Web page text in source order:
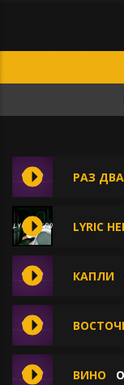
РАЗ ДВА
LYRIC
КАПЛИ
ВИНО